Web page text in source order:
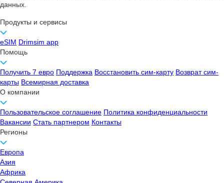
данных.
Продукты и сервисы
eSIM Drimsim app
Помощь
Получить 7 евро Поддержка Восстановить сим-карту Возврат сим-
карты Всемирная доставка
О компании
Пользовательское соглашение Политика конфиденциальности
Вакансии Стать партнером Контакты
Регионы
Европа
Азия
Африка